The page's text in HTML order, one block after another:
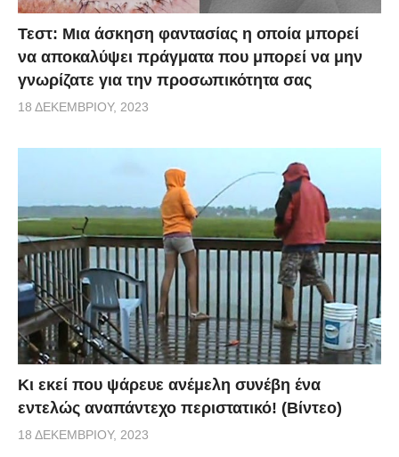
Τεστ: Μια άσκηση φαντασίας η οποία μπορεί
να αποκαλύψει πράγματα που μπορεί να μην
γνωρίζατε για την προσωπικότητα σας
18 ΔΕΚΕΜΒΡΊΟΥ, 2023
Κι εκεί που ψάρευε ανέμελη συνέβη ένα
εντελώς αναπάντεχο περιστατικό! (Βίντεο)
18 ΔΕΚΕΜΒΡΊΟΥ, 2023